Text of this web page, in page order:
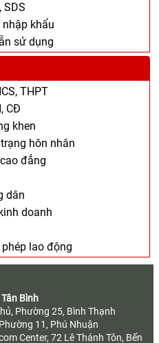
SDS
khẩu
sử dụng
THPT
CĐ
khen
hôn nhân
đẳng
dân
doanh
lao động
Bình
Phường 25, Bình Thạnh
11, Phú Nhuận
Center, 72 Lê Thánh Tôn, Bến